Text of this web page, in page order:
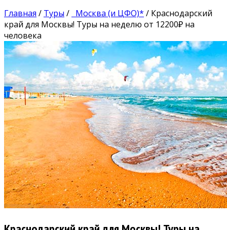
Главная / Туры / Москва (и ЦФО)* / Краснодарский
край для Москвы! Туры на неделю от 12200₽ на
человека